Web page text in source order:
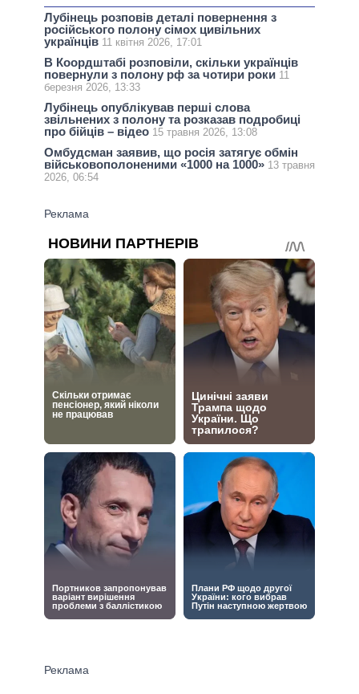
Лубінець розповів деталі повернення з
російського полону сімох цивільних
українців 11 квітня 2026, 17:01
В Коордштабі розповіли, скільки українців
повернули з полону рф за чотири роки 11
березня 2026, 13:33
Лубінець опублікував перші слова
звільнених з полону та розказав подробиці
про бійців – відео 15 травня 2026, 13:08
Омбудсман заявив, що росія затягує обмін
військовополоненими «1000 на 1000» 13 травня
2026, 06:54